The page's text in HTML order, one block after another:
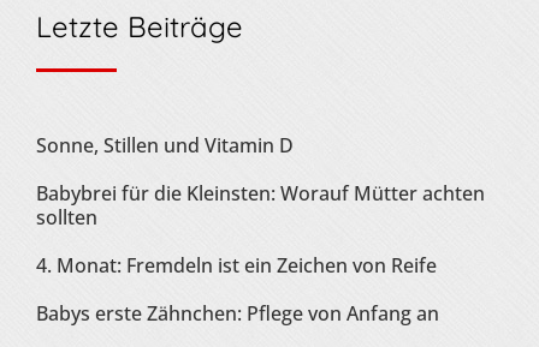
Letzte Beiträge
Sonne, Stillen und Vitamin D
Babybrei für die Kleinsten: Worauf Mütter achten
sollten
4. Monat: Fremdeln ist ein Zeichen von Reife
Babys erste Zähnchen: Pflege von Anfang an